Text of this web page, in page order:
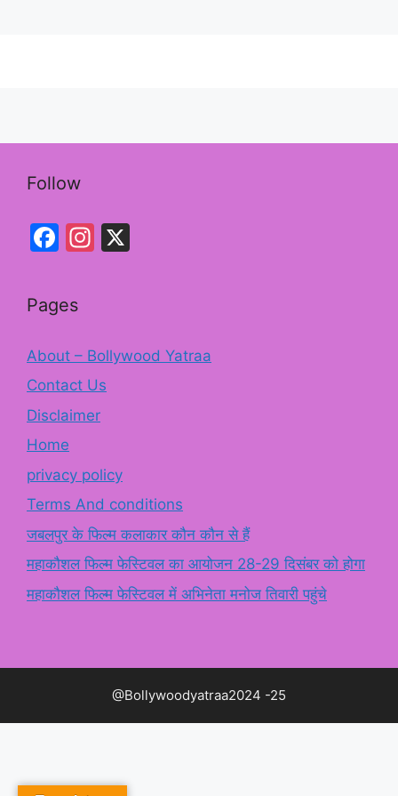
Follow
Facebook
Instagram
Pages
About – Bollywood Yatraa
Contact Us
Disclaimer
Home
privacy policy
Terms And conditions
जबलपुर के फिल्म कलाकार कौन कौन से हैं
महाकौशल फिल्म फेस्टिवल का आयोजन 28-29 दिसंबर को होगा
महाकौशल फिल्म फेस्टिवल में अभिनेता मनोज तिवारी पहुंचे
@Bollywoodyatraa2024 -25